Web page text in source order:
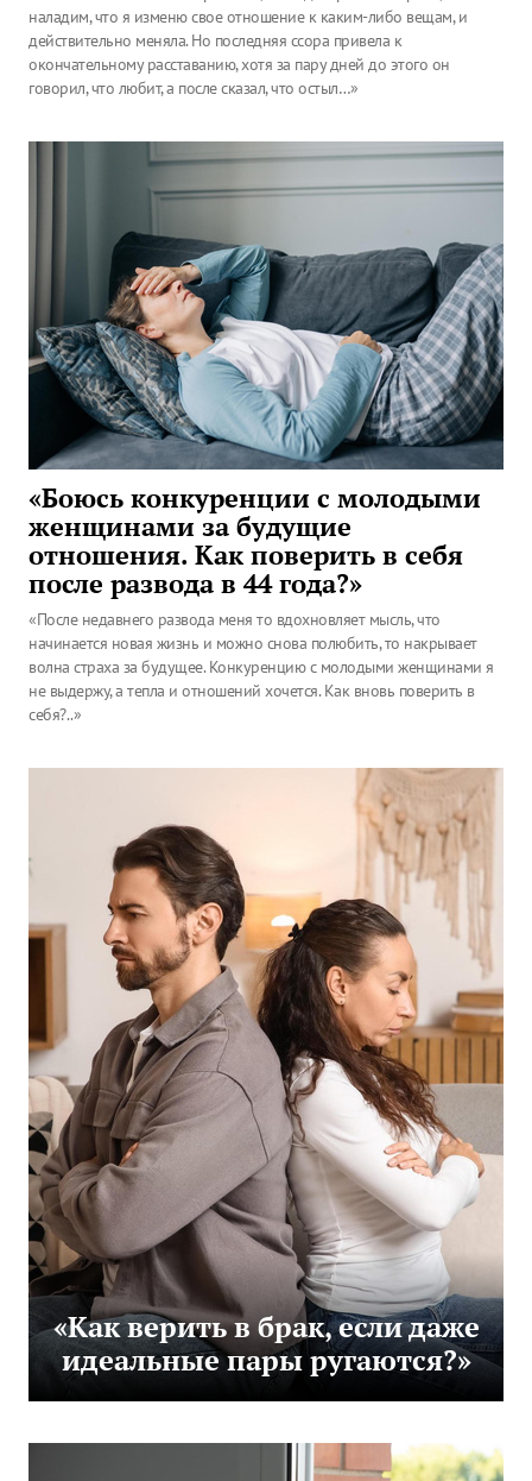
наладим, что я изменю свое отношение к каким-либо вещам, и
действительно меняла. Но последняя ссора привела к
окончательному расставанию, хотя за пару дней до этого он
говорил, что любит, а после сказал, что остыл…»
«Боюсь конкуренции с молодыми
женщинами за будущие
отношения. Как поверить в себя
после развода в 44 года?»
«После недавнего развода меня то вдохновляет мысль, что
начинается новая жизнь и можно снова полюбить, то накрывает
волна страха за будущее. Конкуренцию с молодыми женщинами я
не выдержу, а тепла и отношений хочется. Как вновь поверить в
себя?..»
«Как верить в брак, если даже
идеальные пары ругаются?»